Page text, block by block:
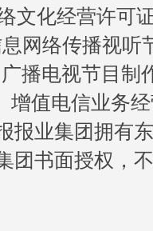
文化经营许可
网络传播视听
广播电视节目制
增值电信业务
报业集团拥有
团书面授权，